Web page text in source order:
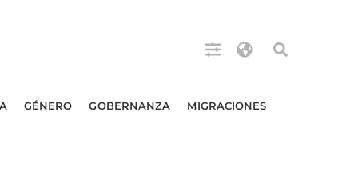
GÉNERO GOBERNANZA MIGRACIONES